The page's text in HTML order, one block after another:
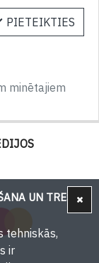
PIETEIKTIES
minētajiem
UN TREŠU
tehniskās,
ir